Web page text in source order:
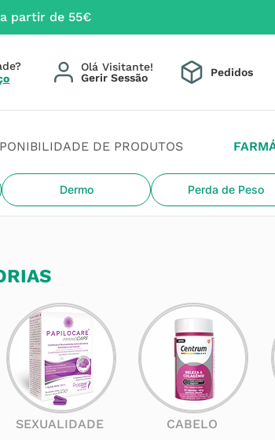
partir de 55€
DE PRODUTOS
Dermo Perda de Peso
Olá Visitante! Pedidos
SEXUALIDADE CABELO